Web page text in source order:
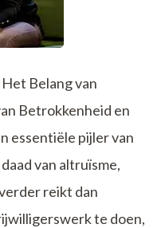
Belang van
Betrokkenheid en
essentiële pijler van
van altruïsme,
reikt dan
te doen,